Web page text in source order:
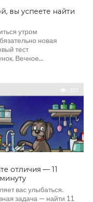
вы успеете найти
утром
новая
тест
Вечное...
357
отличия — 11
вас улыбаться.
задача — найти 11